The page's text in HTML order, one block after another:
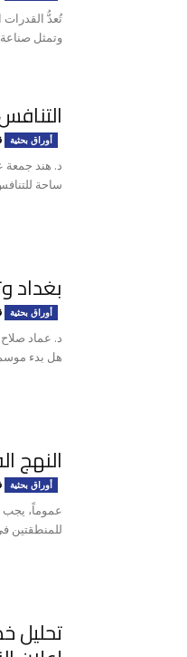
تُعدُّ القدرات
وتمثل
أوراق بحثية
د. هند جمعة
ساحة
بغداد
أوراق بحثية
د. عماد
هل بدء موسم
النهج
أوراق بحثية
عموماً، يجب
للمنطقتين
تحليل